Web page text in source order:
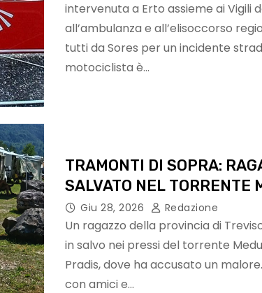
intervenuta a Erto assieme ai Vigili
all’ambulanza e all’elisoccorso
tutti da Sores per un incidente
motociclista è…
TRAMONTI DI SOPRA:
SALVATO NEL TORRENTE
Giu 28, 2026 Redazione
Un ragazzo della provincia di
in salvo nei pressi del torrente
Pradis, dove ha accusato un
con amici e…